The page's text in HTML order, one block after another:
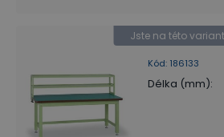
Kód: 186133
Jste na této
Délka (mm):